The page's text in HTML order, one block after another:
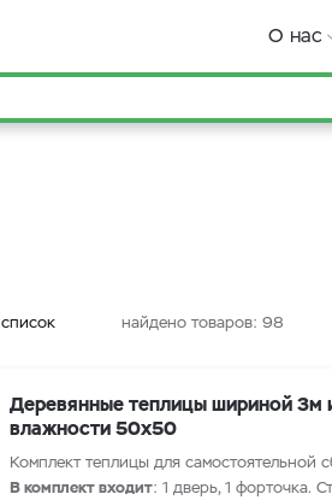
О нас
список найдено товаров: 98
Деревянные теплицы шириной 3м
влажности 50х50
Комплект теплицы для самостоятельной
В комплект входит: 1 дверь, 1 форточка.